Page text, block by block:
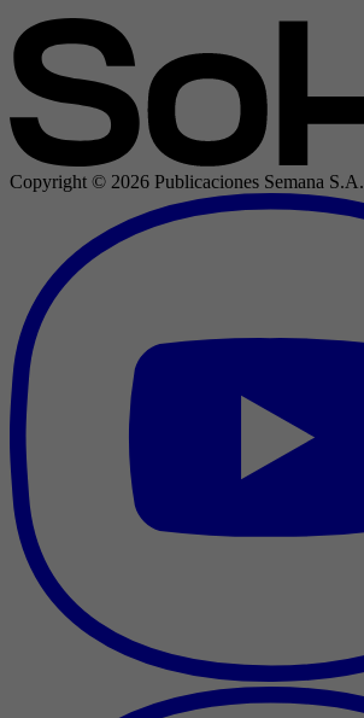
Copyright © 2026 Publicaciones Semana S.A.